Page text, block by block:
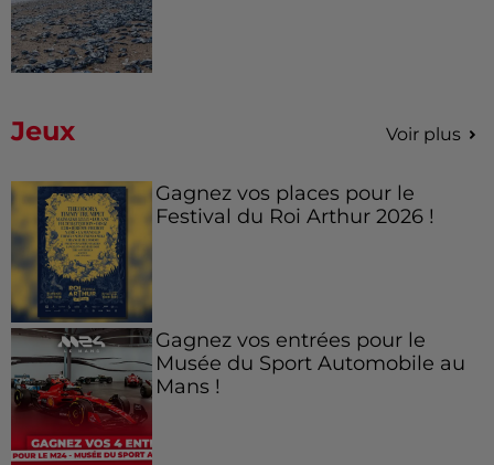
Jeux Voir plus
Gagnez vos places pour le
Festival du Roi Arthur 2026 !
Gagnez vos entrées pour le
Musée du Sport Automobile au
Mans !